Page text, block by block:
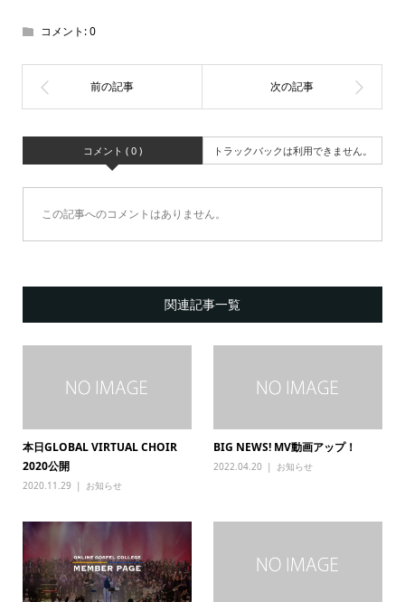
コメント:0
コメント ( 0 ) トラックバックは利用できません。
この記事へのコメントはありません。
関連記事一覧
本日GLOBAL VIRTUAL CHOIR
2020公開
2020.11.29 お知らせ
BIG NEWS! MV動画アップ！
2022.04.20 お知らせ